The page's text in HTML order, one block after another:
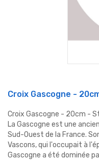
Croix Gascogne -
Croix Gascogne - 20cm -
La Gascogne est une
Sud-Ouest de la France.
Vascons, qui l'occupait à
Gascogne a été dominée